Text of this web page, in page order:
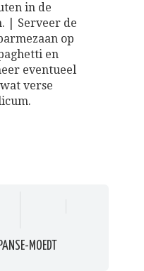
in de
| Serveer de
op
en
eventueel
verse
MOEDT